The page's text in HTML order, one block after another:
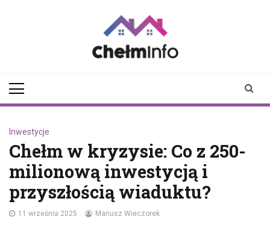
Inwestycje
Chełm w kryzysie: Co z 250-
milionową inwestycją i
przyszłością wiaduktu?
11 września 2025 Mariusz Wieczorek